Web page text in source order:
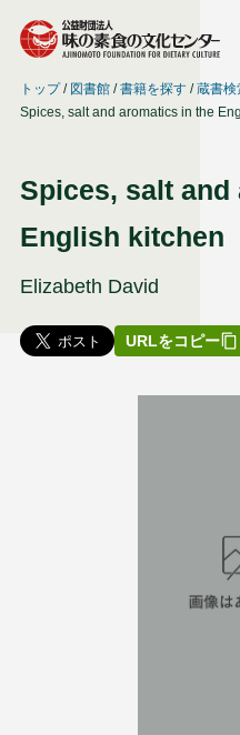
トップ 図書館 書籍を探す
蔵書検
Spices, salt and aromatics in the
Spices, salt
English kitchen
Elizabeth David
URLをコピー